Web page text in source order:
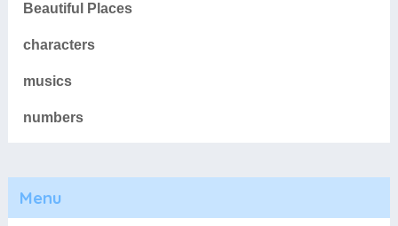
Beautiful Places
characters
musics
numbers
Menu